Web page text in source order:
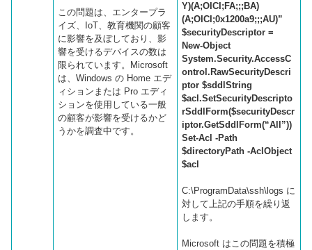
この問題は、エンタープラ
イズ、IoT、教育機関の顧客
に影響を及ぼしており、影
響を受けるデバイスの数は
限られています。Microsoft
は、Windows の Home エデ
ィションまたは Pro エディ
ションを使用している一般
の顧客が影響を受けるかど
うかを調査中です。
Y)(A;OICI;FA;;;BA)
(A;OICI;0x1200a9;;;AU)”
$securityDescriptor =
New-Object
System.Security.AccessC
ontrol.RawSecurityDescri
ptor $sddlString
$acl.SetSecurityDescripto
rSddlForm($securityDescr
iptor.GetSddlForm(“All”))
Set-Acl -Path
$directoryPath -AclObject
$acl
C:\ProgramData\ssh\logs に
対して上記の手順を繰り返
します。
Microsoft はこの問題を積極